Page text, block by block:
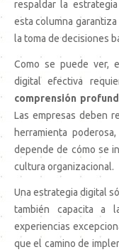
respaldar la
esta columna
la toma de decisiones
Como se puede ver,
digital efectiva
comprensión
Las empresas deben
herramienta
depende de cómo se
cultura organizacional.
Una estrategia digital
también capacita a
experiencias
que el camino de